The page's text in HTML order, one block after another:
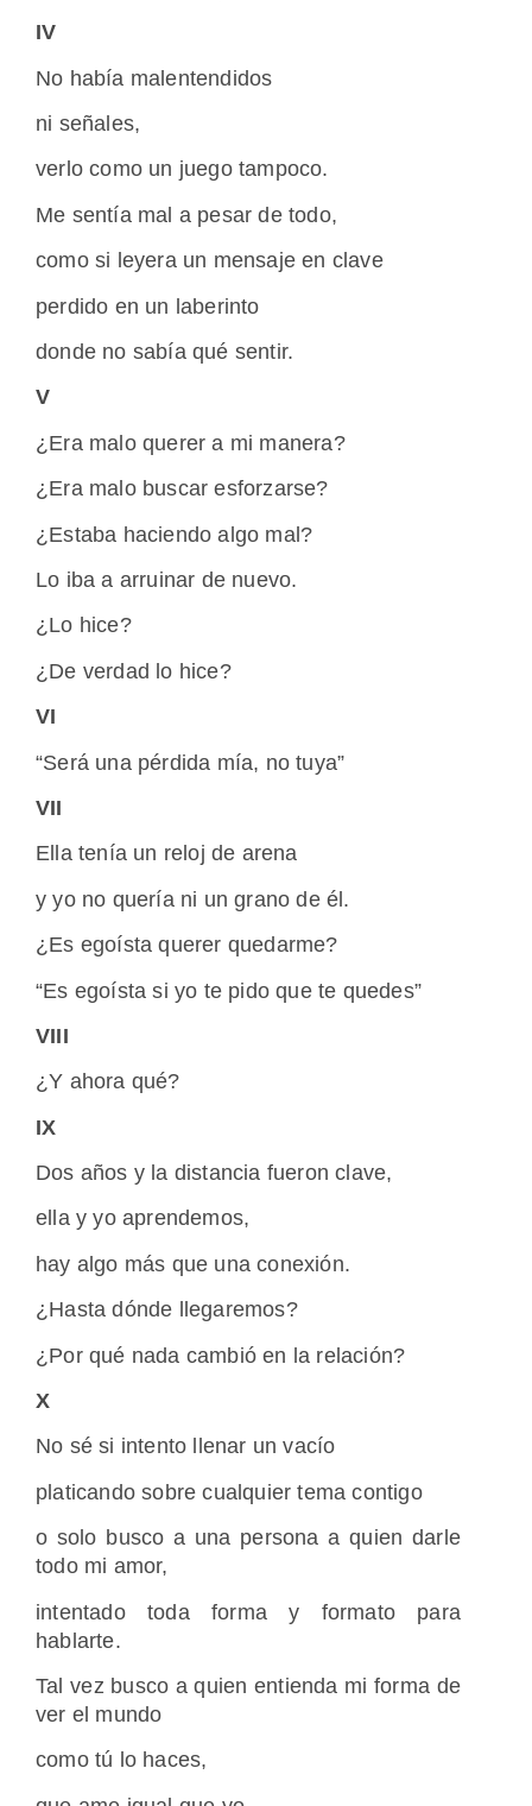
IV
No había malentendidos
ni señales,
verlo como un juego tampoco.
Me sentía mal a pesar de todo,
como si leyera un mensaje en clave
perdido en un laberinto
donde no sabía qué sentir.
V
¿Era malo querer a mi manera?
¿Era malo buscar esforzarse?
¿Estaba haciendo algo mal?
Lo iba a arruinar de nuevo.
¿Lo hice?
¿De verdad lo hice?
VI
“Será una pérdida mía, no tuya”
VII
Ella tenía un reloj de arena
y yo no quería ni un grano de él.
¿Es egoísta querer quedarme?
“Es egoísta si yo te pido que te quedes”
VIII
¿Y ahora qué?
IX
Dos años y la distancia fueron clave,
ella y yo aprendemos,
hay algo más que una conexión.
¿Hasta dónde llegaremos?
¿Por qué nada cambió en la relación?
X
No sé si intento llenar un vacío
platicando sobre cualquier tema contigo
o solo busco a una persona a quien darle
todo mi amor,
intentado toda forma y formato para
hablarte.
Tal vez busco a quien entienda mi forma de
ver el mundo
como tú lo haces,